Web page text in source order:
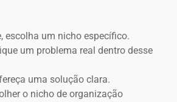
escolha um nicho específico.
um problema real dentro desse
uma solução clara.
o nicho de organização